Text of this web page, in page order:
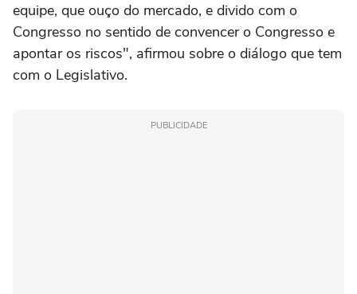
equipe, que ouço do mercado, e divido com o
Congresso no sentido de convencer o Congresso e
apontar os riscos", afirmou sobre o diálogo que tem
com o Legislativo.
PUBLICIDADE